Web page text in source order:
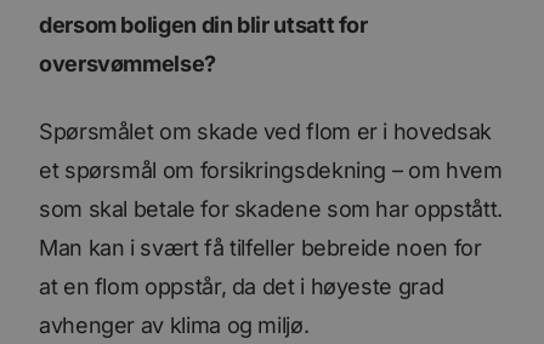
dersom boligen din blir utsatt for
oversvømmelse?
Spørsmålet om skade ved flom er i hovedsak
et spørsmål om forsikringsdekning – om hvem
som skal betale for skadene som har oppstått.
Man kan i svært få tilfeller bebreide noen for
at en flom oppstår, da det i høyeste grad
avhenger av klima og miljø.